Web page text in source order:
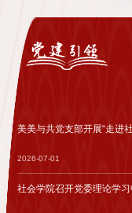
美美与共党支部开展“走进
2026-07-01
社会学院召开党委理论学